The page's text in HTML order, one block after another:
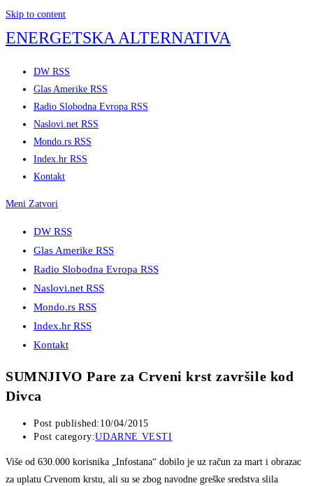
Skip to content
ENERGETSKA ALTERNATIVA
DW RSS
Glas Amerike RSS
Radio Slobodna Evropa RSS
Naslovi.net RSS
Mondo.rs RSS
Index.hr RSS
Kontakt
Meni Zatvori
DW RSS
Glas Amerike RSS
Radio Slobodna Evropa RSS
Naslovi.net RSS
Mondo.rs RSS
Index.hr RSS
Kontakt
SUMNJIVO Pare za Crveni krst završile kod
Divca
Post published: 10/04/2015
Post category:UDARNE VESTI
Više od 630.000 korisnika „Infostana“ dobilo je uz račun za mart i obrazac
za uplatu Crvenom krstu, ali su se zbog navodne greške sredstva slila